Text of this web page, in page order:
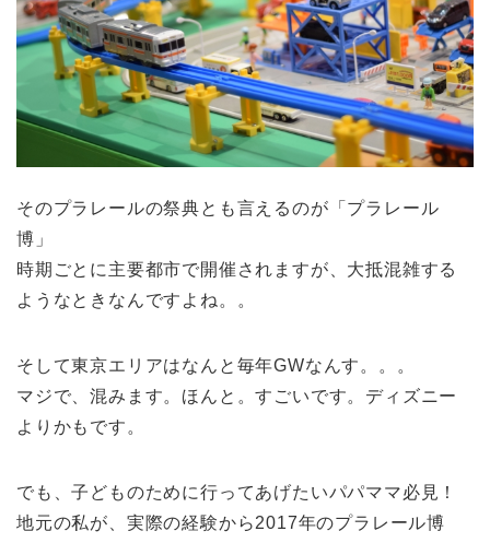
そのプラレールの祭典とも言えるのが 「プラレール
博」
時期ごとに主要都市で開催されますが、大抵混雑する
ようなときなんですよね。。
そして東京エリアはなんと毎年GWなんす。。。
マジで、混みます。ほんと。すごいです。ディズニー
よりかもです。
でも、子どものために行ってあげたいパパママ必見！
地元の私が、実際の経験から2017年のプラレール博